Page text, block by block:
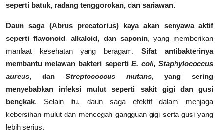
seperti batuk, radang tenggorokan, dan sariawan.
Daun saga (Abrus precatorius) kaya akan senyawa aktif
seperti flavonoid, alkaloid, dan saponin, yang memberikan
manfaat kesehatan yang beragam.Sifat antibakterinya
membantu melawan bakteri seperti E. coli,Staphylococcus
aureus, dan Streptococcus mutans, yang sering
menyebabkan infeksi mulut seperti sakit gigi dan gusi
bengkak. Selain itu, daun saga efektif dalam menjaga
kebersihan mulut dan mencegah gangguan gigi serta gusi yang
lebih serius.